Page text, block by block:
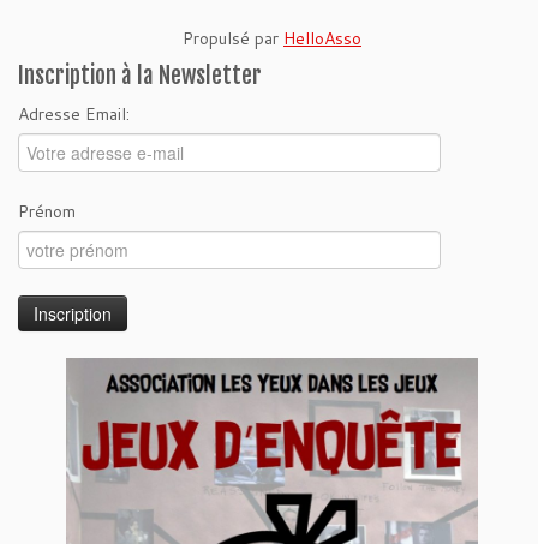
Propulsé par HelloAsso
Inscription à la Newsletter
Adresse Email:
Prénom